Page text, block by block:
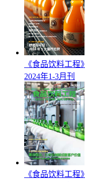
《食品饮料工程》
2024年1-3月刊
《食品饮料工程》